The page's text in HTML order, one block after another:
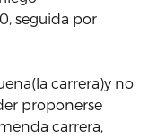
seguida por
carrera)y no
proponerse
carrera,